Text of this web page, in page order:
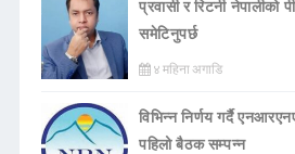
प्रवासी र रिटर्नी नेपालीको
समेटिनुपर्छ
४ महिना अगाडि
विभिन्न निर्णय गर्दै
पहिलो बैठक सम्पन्न